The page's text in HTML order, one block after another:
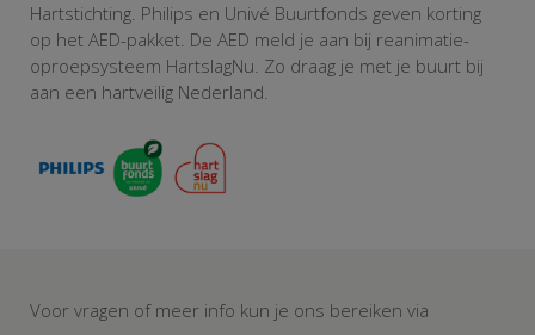
Hartstichting. Philips en Univé Buurtfonds geven korting
op het AED-pakket. De AED meld je aan bij reanimatie-
oproepsysteem HartslagNu. Zo draag je met je buurt bij
aan een hartveilig Nederland.
Voor vragen of meer info kun je ons bereiken via